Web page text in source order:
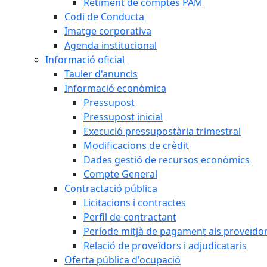
Codi de Conducta
Imatge corporativa
Agenda institucional
Informació oficial
Tauler d'anuncis
Informació econòmica
Pressupost
Pressupost inicial
Execució pressupostària trimestral
Modificacions de crèdit
Dades gestió de recursos econòmics
Compte General
Contractació pública
Licitacions i contractes
Perfil de contractant
Període mitjà de pagament als
Relació de proveïdors i adjudicataris
Oferta pública d'ocupació